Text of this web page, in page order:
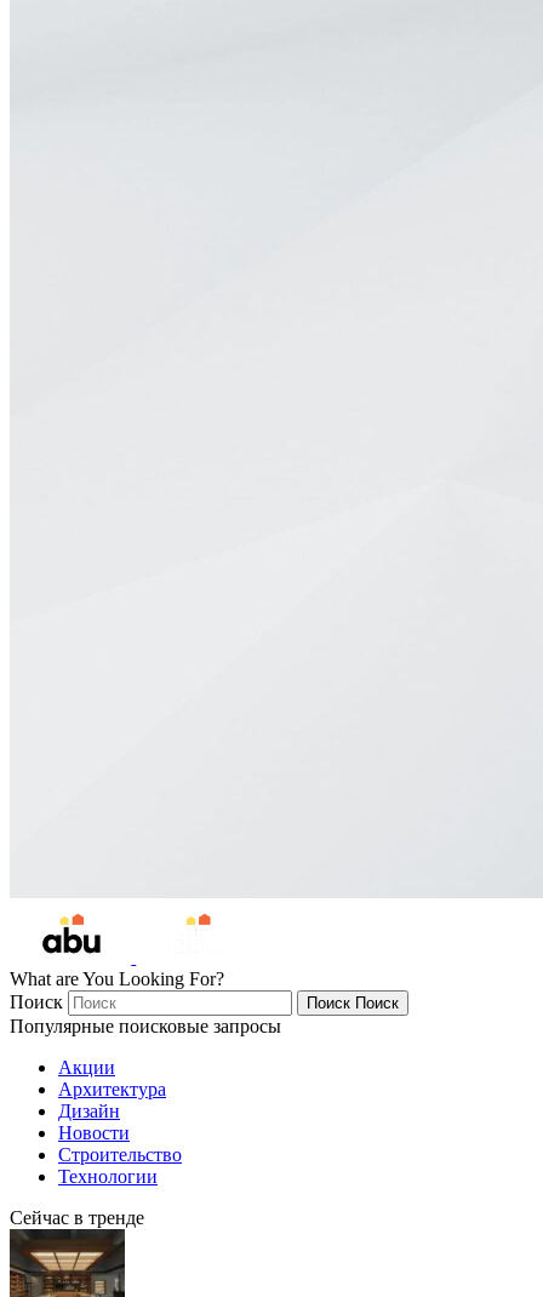
What are You Looking For?
Поиск
Поиск Поиск
Популярные поисковые запросы
Акции
Архитектура
Дизайн
Новости
Строительство
Технологии
Сейчас в тренде